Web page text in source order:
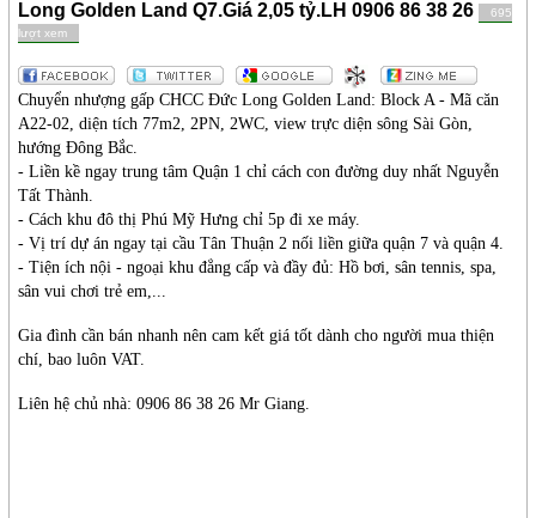
Long Golden Land Q7.Giá 2,05 tỷ.LH 0906 86 38 26
695
lượt xem
Chuyển nhượng gấp CHCC Đức Long Golden Land: Block A - Mã căn
A22-02, diện tích 77m2, 2PN, 2WC, view trực diện sông Sài Gòn,
hướng Đông Bắc.
- Liền kề ngay trung tâm Quận 1 chỉ cách con đường duy nhất Nguyễn
Tất Thành.
- Cách khu đô thị Phú Mỹ Hưng chỉ 5p đi xe máy.
- Vị trí dự án ngay tại cầu Tân Thuận 2 nối liền giữa quận 7 và quận 4.
- Tiện ích nội - ngoại khu đẳng cấp và đầy đủ: Hồ bơi, sân tennis, spa,
sân vui chơi trẻ em,...
Gia đình cần bán nhanh nên cam kết giá tốt dành cho người mua thiện
chí, bao luôn VAT.
Liên hệ chủ nhà: 0906 86 38 26 Mr Giang.